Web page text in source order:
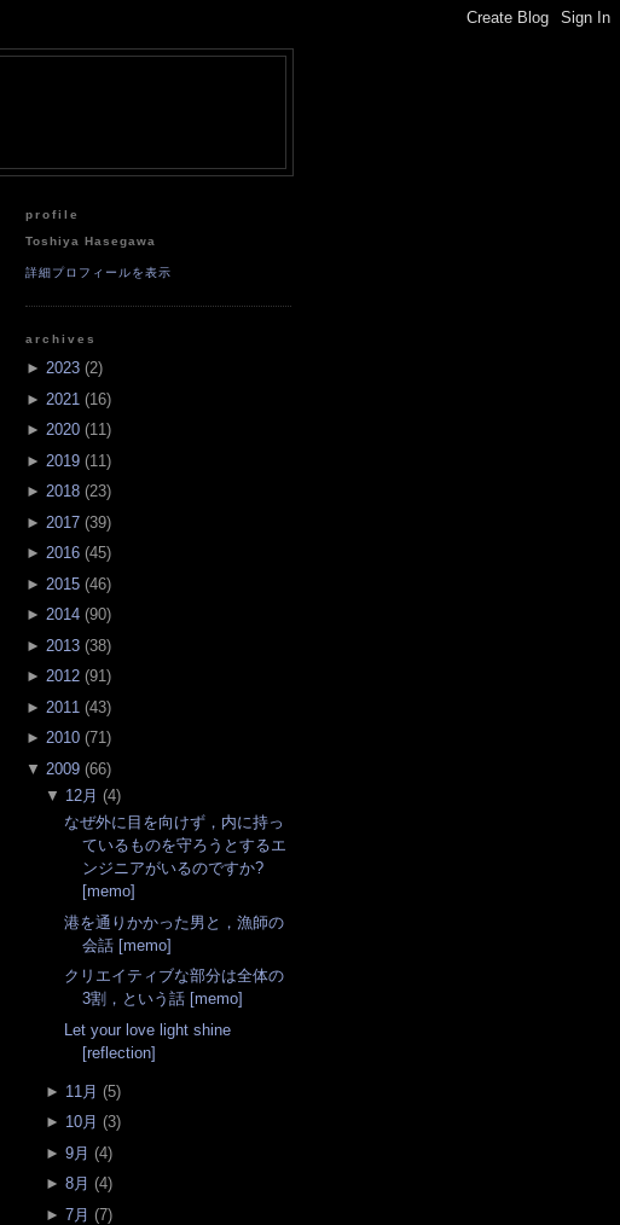
profile
Toshiya Hasegawa
詳細プロフィールを表示
archives
► 2023 (2)
► 2021 (16)
► 2020 (11)
► 2019 (11 )
► 2018 (23)
► 2017 (39)
► 2016 (45)
► 2015 (46)
► 2014 (90)
► 2013 (38)
► 2012 (91)
► 2011 (43)
► 2010 (71)
▼ 2009 (66)
▼ 12月 (4)
なぜ外に目を向けず，内に持っ
ているものを守ろうとするエ
ンジニアがいるのですか?
[memo]
港を通りかかった男と，漁師の
会話 [memo]
クリエイティブな部分は全体の
3割，という話 [memo]
Let your love light shine
[reflection]
► 11月 (5)
► 10月 (3)
► 9月 (4)
► 8月 (4)
► 7月 (7)